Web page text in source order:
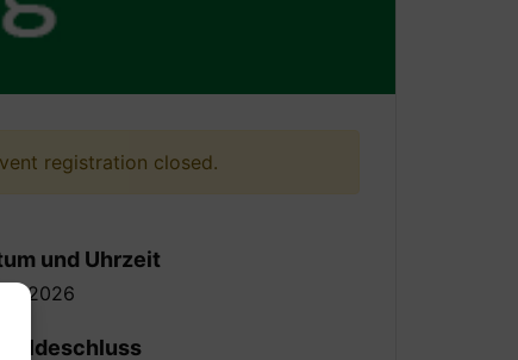
registration closed.
und Uhrzeit
06-2026